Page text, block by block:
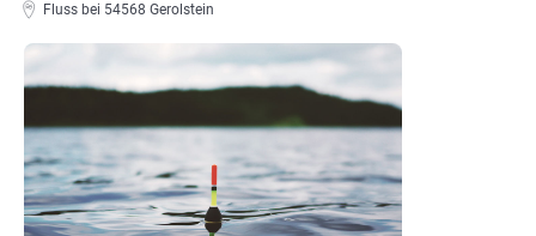
Fluss bei 54568 Gerolstein